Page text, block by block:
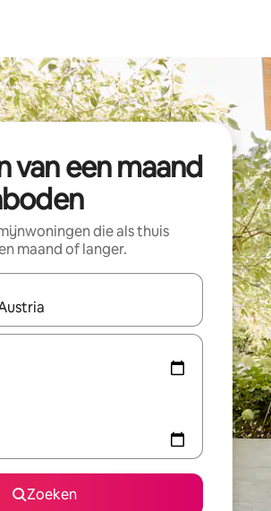
van een maand
die als thuis
maand of langer.
beschikbaar zijn, maak je een keuze
Zoeken